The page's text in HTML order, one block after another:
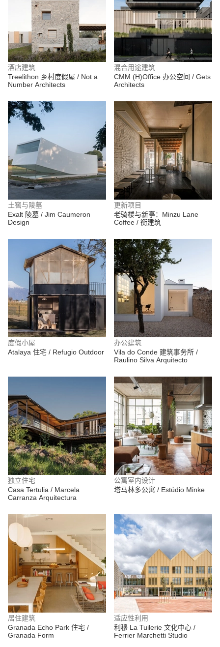
酒店建筑
Treelithon 乡村度假屋 / Not a
Number Architects
混合用途建筑
CMM (H)Office 办公空间 / Gets
Architects
土窖与陵墓
Exalt 陵墓 / Jim Caumeron
Design
更新项目
老骑楼与新亭：Minzu Lane
Coffee / 衡建筑
度假小屋
Atalaya 住宅 / Refugio Outdoor
办公建筑
Vila do Conde 建筑事务所 /
Raulino Silva Arquitecto
独立住宅
Casa Tertulia / Marcela
Carranza Arquitectura
公寓室内设计
塔马林多公寓 / Estúdio Minke
居住建筑
Granada Echo Park 住宅 /
Granada Form
适应性利用
利穆 La Tuilerie 文化中心 /
Ferrier Marchetti Studio